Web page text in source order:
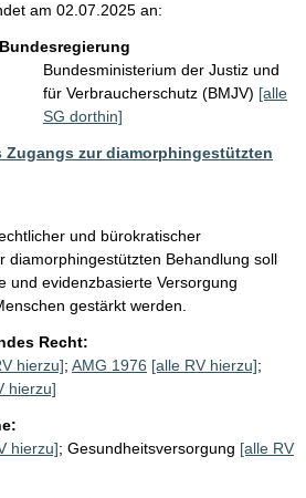
am 02.07.2025 an:
Bundesregierung
Bundesministerium der Justiz und
für Verbraucherschutz (BMJV) [alle
SG dorthin]
Zugangs zur diamorphingestützten
und bürokratischer
diamorphingestützten Behandlung soll
und evidenzbasierte Versorgung
gestärkt werden.
Recht:
hierzu]; AMG 1976 [alle RV hierzu];
hierzu]
hierzu]; Gesundheitsversorgung [alle RV